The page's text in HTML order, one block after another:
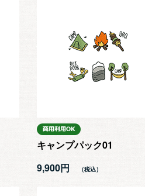
キャンプパック01
9,900円